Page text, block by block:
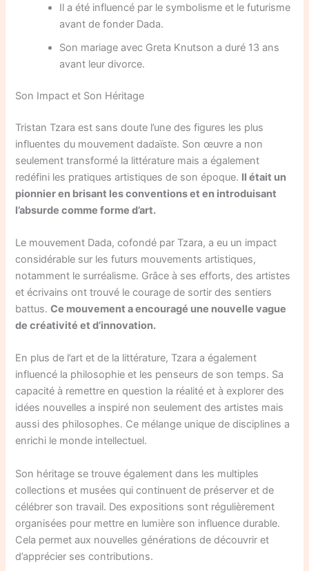
Il a été influencé par le symbolisme et le futurisme
avant de fonder Dada.
Son mariage avec Greta Knutson a duré 13 ans
avant leur divorce.
Son Impact et Son Héritage
Tristan Tzara est sans doute l’une des figures les plus
influentes du mouvement dadaïste. Son œuvre a non
seulement transformé la littérature mais a également
redéfini les pratiques artistiques de son époque. Il était un
pionnier en brisant les conventions et en introduisant
l’absurde comme forme d’art.
Le mouvement Dada, cofondé par Tzara, a eu un impact
considérable sur les futurs mouvements artistiques,
notamment le surréalisme. Grâce à ses efforts, des artistes
et écrivains ont trouvé le courage de sortir des sentiers
battus.Ce mouvement a encouragé une nouvelle vague
de créativité et d’innovation.
En plus de l’art et de la littérature, Tzara a également
influencé la philosophie et les penseurs de son temps. Sa
capacité à remettre en question la réalité et à explorer des
idées nouvelles a inspiré non seulement des artistes mais
aussi des philosophes. Ce mélange unique de disciplines a
enrichi le monde intellectuel.
Son héritage se trouve également dans les multiples
collections et musées qui continuent de préserver et de
célébrer son travail. Des expositions sont régulièrement
organisées pour mettre en lumière son influence durable.
Cela permet aux nouvelles générations de découvrir et
d’apprécier ses contributions.